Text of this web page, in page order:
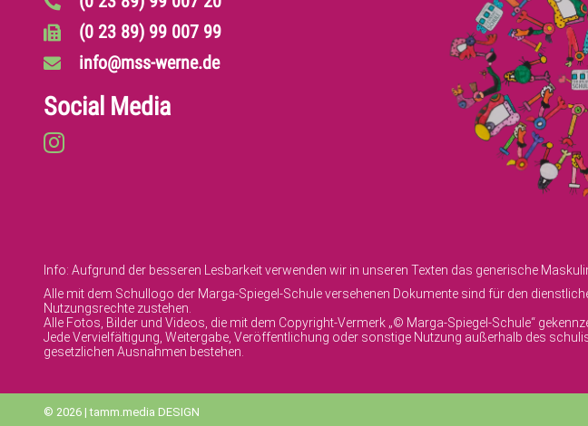
(0 23 89) 99 007 99
info@mss-werne.de
Social Media
Info: Aufgrund der besseren Lesbarkeit verwenden wir in unseren Texten das generische
Alle mit dem Schullogo der Marga-Spiegel-Schule versehenen Dokumente sind für den
Nutzungsrechte zustehen.
Alle Fotos, Bilder und Videos, die mit dem Copyright-Vermerk „© Marga-Spiegel-Schule“
Jede Vervielfältigung, Weitergabe, Veröffentlichung oder sonstige Nutzung außerhalb des
gesetzlichen Ausnahmen bestehen.
© 2026 | tamm.media DESIGN